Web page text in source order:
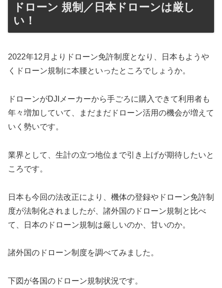
ドローン 規制／日本ドローンは厳し
い！
2022年12月よりドローン免許制度となり、日本もようや
くドローン規制に本腰といったところでしょうか。
ドローンがDJIメーカーから手ごろに購入できて利用者も
年々増加していて、まだまだドローン活用の機会が増えて
いく勢いです。
業界として、生計の立つ地位まで引き上げが期待したいと
ころです。
日本も今回の法改正により、機体の登録やドローン免許制
度が法制化されましたが、諸外国のドローン規制と比べ
て、日本のドローン規制は厳しいのか、甘いのか。
諸外国のドローン制度を調べてみました。
下図が各国のドローン規制状況です。